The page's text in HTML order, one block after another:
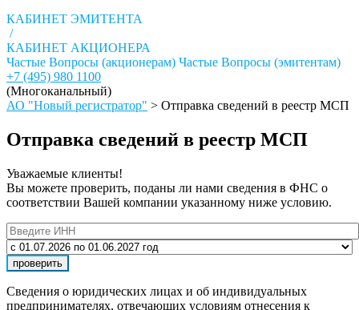
КАБИНЕТ ЭМИТЕНТА
/
КАБИНЕТ АКЦИОНЕРА
Частые Вопросы (акционерам) Частые Вопросы (эмитентам)
+7 (495) 980 1100
(Многоканальный)
АО "Новый регистратор" > Отправка сведений в реестр МСП
Отправка сведений в реестр МСП
Уважаемые клиенты!
Вы можете проверить, поданы ли нами сведения в ФНС о
соответствии Вашей компании указанному ниже условию.
проверить
Сведения о юридических лицах и об индивидуальных
предпринимателях, отвечающих условиям отнесения к